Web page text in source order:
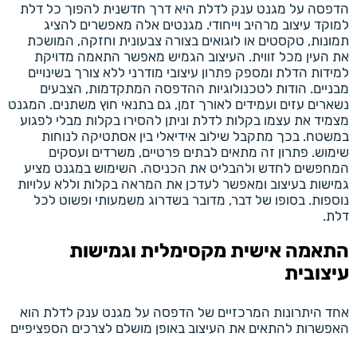
הדפסה על מגנט ענק לדלת היא דרך חדשנית להפוך כל דלת
למוקד עיצוב מרהיב וייחודי. מגנטים אלה מאפשרים להציג
תמונות, טקסטים או לוגואים בצורה צבעונית וחזקה, המושכת
את העין מכל זווית. העיצוב הגמיש מאפשר התאמה מדויקת
למידות הדלת ומספק פתרון עיצובי מודרני ללא צורך בשינויים
מבניים. הודות לטכנולוגיות ההדפסה המתקדמות, הצבעים
נשארים עזים ועמידים לאורך זמן, גם בתנאי חוץ משתנים. המגנט
מצמיד את עצמו בקלות לדלת וניתן להסירו בקלות מבלי לפגוע
במשטח. בכך מתקבל שילוב אידיאלי בין אסתטיקה לנוחות
שימוש. פתרון זה מתאים לבתים פרטיים, משרדים ועסקים
המחפשים לחדש ולהבליט את הכניסה. השימוש במגנט מציע
גמישות בעיצוב ומאפשר לעדכן את המראה בקלות וללא עלויות
נוספות. בסופו של דבר, מדובר בשדרוג משמעותי ופשוט לכל
דלת.
התאמה אישית מקסימלית וגמישות
עיצובית
אחד היתרונות המרכזיים של הדפסה על מגנט ענק לדלת הוא
האפשרות להתאים את העיצוב באופן מושלם לצרכים הספציפיים